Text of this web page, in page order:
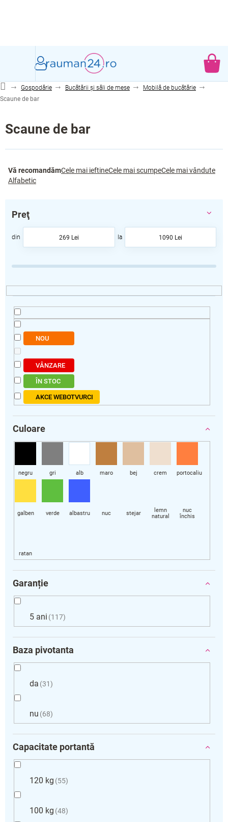
DE
Gospodărie Bucătării și săli de mese
Mobilă de bucătărie
Scaune de bar
Scaune de bar
e
l
a
r
o
Vă recomandămCele mai ieftineCele mai scumpeCele mai vândute
Alfabetic
Preţ
269 Lei 1090 Lei
NOU
VÂNZARE
ÎN STOC
AKCE WEBOTVURCI
Culoare
Garanție
5 ani 117
Baza pivotanta
da 31
nu 68
Capacitate portantă
120 kg 55
100 kg 48